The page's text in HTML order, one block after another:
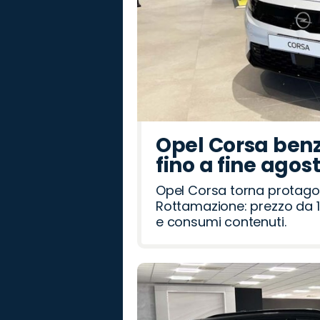
Opel Corsa
fino a fine
Opel Corsa torna
Rottamazione: prezzo da
e consumi contenuti.